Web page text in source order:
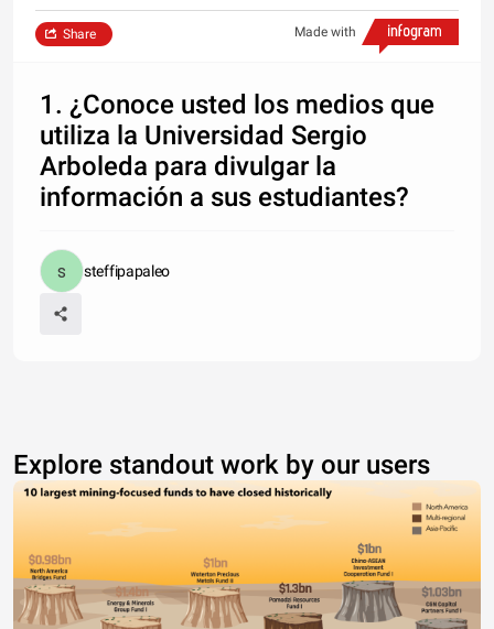
Made with
Share
1. ¿Conoce usted los medios que
utiliza la Universidad Sergio
Arboleda para divulgar la
información a sus estudiantes?
steffipapaleo
Explore standout work by our users